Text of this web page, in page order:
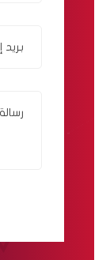
بريد
رسالة